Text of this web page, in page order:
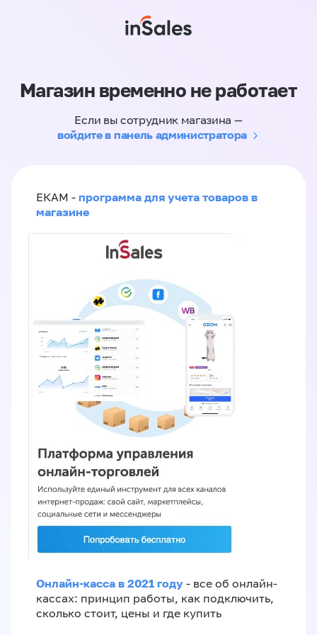
Магазин временно не работает
Если вы сотрудник магазина —
войдите в панель администратора
ЕКАМ - программа для учета товаров в
магазине
Онлайн-касса в 2021 году - все об онлайн-
кассах: принцип работы, как подключить,
сколько стоит, цены и где купить